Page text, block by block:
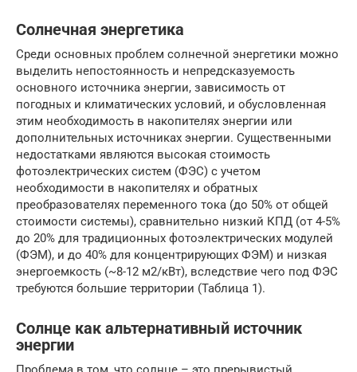
Солнечная энергетика
Среди основных проблем солнечной энергетики можно
выделить непостоянность и непредсказуемость
основного источника энергии, зависимость от
погодных и климатических условий, и обусловленная
этим необходимость в накопителях энергии или
дополнительных источниках энергии. Существенными
недостатками являются высокая стоимость
фотоэлектрических систем (ФЭС) с учетом
необходимости в накопителях и обратных
преобразователях переменного тока (до 50% от общей
стоимости системы), сравнительно низкий КПД (от 4-5%
до 20% для традиционных фотоэлектрических модулей
(ФЭМ), и до 40% для концентрирующих ФЭМ) и низкая
энергоемкость (~8-12 м2/кВт), вследствие чего под ФЭС
требуются большие территории (Таблица 1).
Солнце как альтернативный источник
энергии